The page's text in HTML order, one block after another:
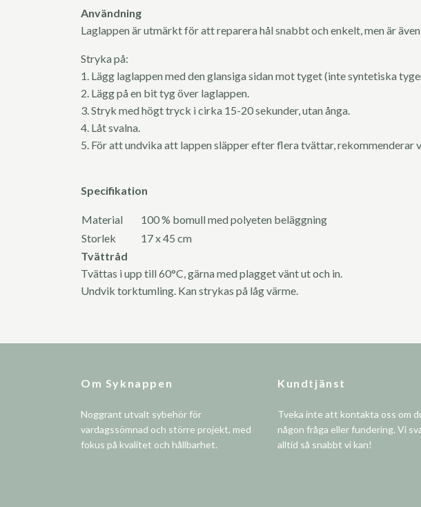
Användning
Laglappen är utmärkt för att reparera hål snabbt och enkelt, men är
Stryka på:
1. Lägg laglappen med den glansiga sidan mot tyget (inte syntetiska
2. Lägg på en bit tyg över laglappen.
3. Stryk med högt tryck i cirka 15-20 sekunder, utan ånga.
4. Låt svalna.
5. För att undvika att lappen släpper efter flera tvättar, rekommenderar
Specifikation
Material
100 % bomull med polyeten beläggning
Storlek
17 x 45 cm
Tvättråd
Tvättas i upp till 60°C, gärna med plagget vänt ut och in.
Undvik torktumling. Kan strykas på låg värme.
Om Syknappen
Noggrant utvalt sybehör för
vardagssömnad och större projekt, med
fokus på kvalitet och hållbarhet.
Kundtjänst
Tveka inte att kontakta oss om
någon fråga eller fundering. Vi
alltid så snabbt vi kan!